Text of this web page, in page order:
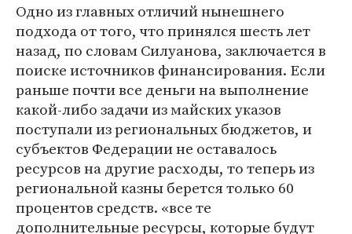
Одно из главных отличий нынешнего
подхода от того, что принялся шесть лет
назад, по словам Силуанова, заключается в
поиске источников финансирования. Если
раньше почти все деньги на выполнение
какой-либо задачи из майских указов
поступали из региональных бюджетов, и
субъектов Федерации не оставалось
ресурсов на другие расходы, то теперь из
региональной казны берется только 60
процентов средств. «все те
дополнительные ресурсы, которые будут